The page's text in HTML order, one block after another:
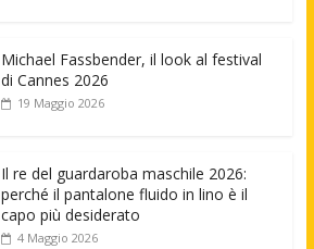
Michael Fassbender, il look al festival
di Cannes 2026
19 Maggio 2026
Il re del guardaroba maschile 2026:
perché il pantalone fluido in lino è il
capo più desiderato
4 Maggio 2026